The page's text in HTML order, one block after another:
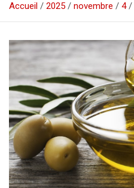
Accueil 2025 novembre 4